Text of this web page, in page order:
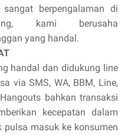
berpengalaman di
kami berusaha
yang handal.
handal dan didukung line
via SMS, WA, BBM, Line,
bahkan transaksi
kecepatan dalam
pulsa masuk ke konsumen